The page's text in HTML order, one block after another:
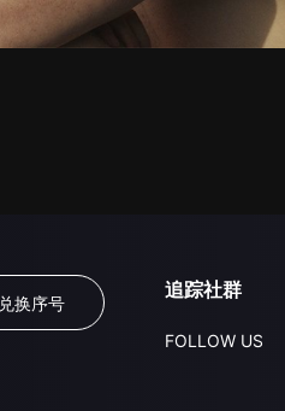
兑换序号
追踪社群
FOLLOW US